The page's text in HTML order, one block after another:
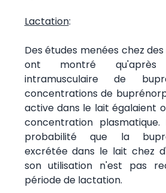
Lactation:
Des études menées chez
ont montré qu'après
intramusculaire de
concentrations de
active dans le lait égalaient
concentration
probabilité que la
excrétée dans le lait chez
son utilisation n'est pas
période de lactation.